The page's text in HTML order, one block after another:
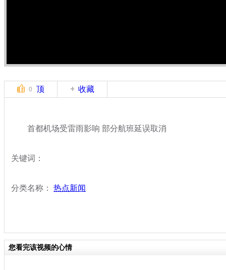
0 顶 收藏
首都机场受雷雨影响 部分航班延误取消
关键词：
分类名称： 热点新闻
您看完该视频的心情